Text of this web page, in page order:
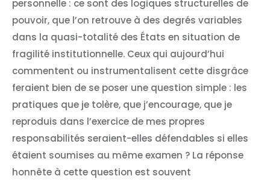
personnelle : ce sont des logiques structurelles de
pouvoir, que l’on retrouve à des degrés variables
dans la quasi-totalité des États en situation de
fragilité institutionnelle. Ceux qui aujourd’hui
commentent ou instrumentalisent cette disgrâce
feraient bien de se poser une question simple : les
pratiques que je tolère, que j’encourage, que je
reproduis dans l’exercice de mes propres
responsabilités seraient-elles défendables si elles
étaient soumises au même examen ? La réponse
honnête à cette question est souvent